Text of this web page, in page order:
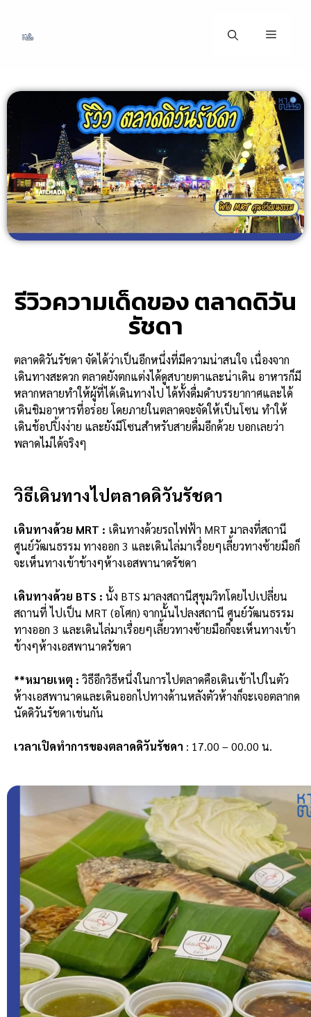
รีวิวความเด็ดของ ตลาดดิวัน
รัชดา
ตลาดดิวันรัชดา จัดได้ว่าเป็นอีกหนึ่งที่มีความน่าสนใจ เนื่องจาก
เดินทางสะดวก ตลาดยังตกแต่งได้ดูสบายตาและน่าเดิน อาหารก็มี
หลากหลายทำให้ผู้ที่ได้เดินทางไป ได้ทั้งดื่มดำบรรยากาศและได้
เดินชิมอาหารที่อร่อย โดยภายในตลาดจะจัดให้เป็นโซน ทำให้
เดินช้อปปิ้งง่าย และยังมีโซนสำหรับสายดื่มอีกด้วย บอกเลยว่า
พลาดไม่ได้จริงๆ
วิธีเดินทางไปตลาดดิวันรัชดา
เดินทางด้วย MRT : เดินทางด้วยรถไฟฟ้า MRT มาลงที่สถานี
ศูนย์วัฒนธรรม ทางออก 3 และเดินไล่มาเรื่อยๆเลี้ยวทางซ้ายมือก็
จะเห็นทางเข้าข้างๆห้างเอสพานาดรัชดา
เดินทางด้วย BTS : นั้ง BTS มาลงสถานีสุขุมวิทโดยไปเปลี่ยน
สถานที่ ไปเป็น MRT (อโศก) จากนั้นไปลงสถานี ศูนย์วัฒนธรรม
ทางออก 3 และเดินไล่มาเรื่อยๆเลี้ยวทางซ้ายมือก็จะเห็นทางเข้า
ข้างๆห้างเอสพานาดรัชดา
**หมายเหตุ : วิธีอีกวิธีหนึ่งในการไปตลาดคือเดินเข้าไปในตัว
ห้างเอสพานาดและเดินออกไปทางด้านหลังตัวห้างก็จะเจอตลากด
นัดดิวันรัชดาเช่นกัน
เวลาเปิดทำการของตลาดดิวันรัชดา : 17.00 – 00.00 น.